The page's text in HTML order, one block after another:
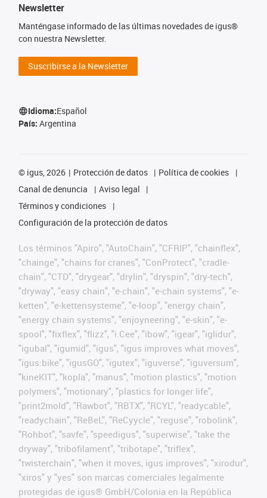
Newsletter
Manténgase informado de las últimas novedades de igus®
con nuestra Newsletter.
Suscribirse a la Newsletter
Idioma:Español
País: Argentina
© igus, 2026 Protección de datos
Política de cookies
Canal de denuncia
Aviso legal
Términos y condiciones
Configuración de la protección de datos
Los términos "Apiro", "AutoChain", "CFRIP", "chainflex",
"chainge", "chains for cranes", "ConProtect", "cradle-
chain", "CTD", "drygear", "drylin", "dryspin", "dry-tech",
"dryway", "easy chain", "e-chain", "e-chain systems", "e-
ketten", "e-kettensysteme", "e-loop", "energy chain",
"energy chain systems", "enjoyneering", "e-skin", "e-
spool", "fixflex", "flizz", "i.Cee", "ibow", "igear", "iglidur",
"igubal", "igumid", "igus", "igus improves what moves",
"igus:bike", "igusGO", "igutex", "iguverse", "iguversum",
"kineKIT", "kopla", "manus", "motion plastics", "motion
polymers", "motionary", "plastics for longer life",
"print2mold", "Rawbot", "RBTX", "RCYL", "readycable",
"readychain", "ReBeL", "ReCyycle", "reguse", "robolink",
"Rohbot", "savfe", "speedigus", "superwise", "take the
dryway", "tribofilament", "tribotape", "triflex",
"twisterchain", "when it moves, igus improves", "xirodur",
"xiros" y "yes" son marcas comerciales legalmente
protegidas de igus® GmbH/Colonia en la República